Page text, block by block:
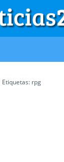
Etiquetas: rpg